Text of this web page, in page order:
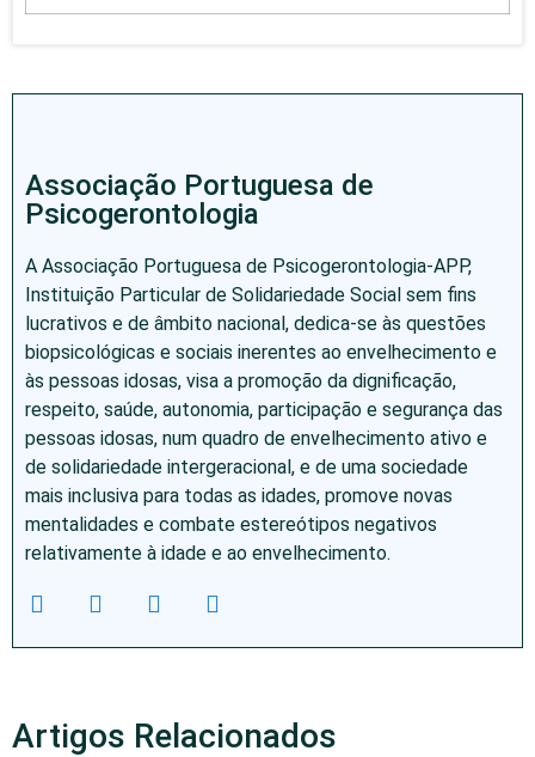
Associação Portuguesa de
Psicogerontologia
A Associação Portuguesa de Psicogerontologia-APP,
Instituição Particular de Solidariedade Social sem fins
lucrativos e de âmbito nacional, dedica-se às questões
biopsicológicas e sociais inerentes ao envelhecimento e
às pessoas idosas, visa a promoção da dignificação,
respeito, saúde, autonomia, participação e segurança das
pessoas idosas, num quadro de envelhecimento ativo e
de solidariedade intergeracional, e de uma sociedade
mais inclusiva para todas as idades, promove novas
mentalidades e combate estereótipos negativos
relativamente à idade e ao envelhecimento.
Artigos Relacionados